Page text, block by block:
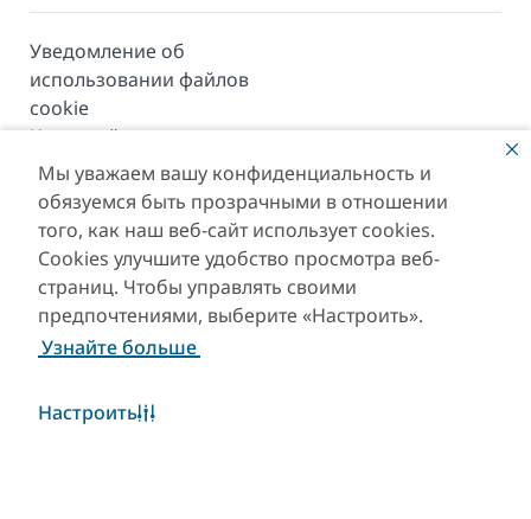
Мы уважаем вашу конфиденциальность и
обязуемся быть прозрачными в отношении
того, как наш веб-сайт использует cookies.
Cookies улучшите удобство просмотра веб-
страниц. Чтобы управлять своими
предпочтениями, выберите «Настроить».
Узнайте больше
Настроить
Уведомление об
использовании файлов
cookie
Карта сайта
© 2026. Все права защищены. Сайт находится под
управлением Департамента экономики и туризма
Дубая.
Последнее обновление сайта [08/08/2026]
This site is protected by reCAPTCHA and the Google
Privacy PolicyandTerms of Service